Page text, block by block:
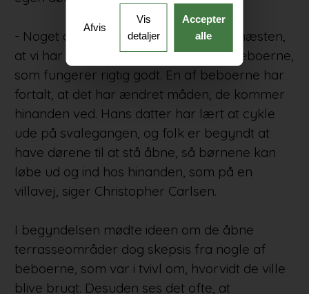
- Noget af det, vi er mest stolte af, er næsten,
at vi har skabt et nyt socialt rum for beboerne,
som fungerer rigtig godt. En af beboerne har
fortalt, at det har ændret måden, de kommer
hinanden ved. Hans datter har lært at cykle
ude på svalegangen, og folk er begyndt at
have dørene til at stå åbne, så børnene kan
løbe ud og ind hos hinanden, som på en
villavej, siger Christopher Carlsen.
I begyndelsen mødte ideen om de åbne
terrasseområder dog skepsis fra nogle af
beboerne, som var i tvivl om, hvorvidt de ville
blive brugt. Desuden ses det ofte, at
Afvis
Vis
detaljer
Accepter
alle